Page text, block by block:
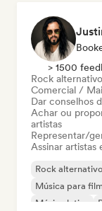
> 1500
Rock alternativo
Comercial /
Dar conselhos
Achar ou
artistas
Representar/
Assinar artistas
Rock alternativo
Música para
Música latina